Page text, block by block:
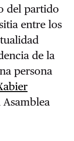
del partido
entre los
de la
persona